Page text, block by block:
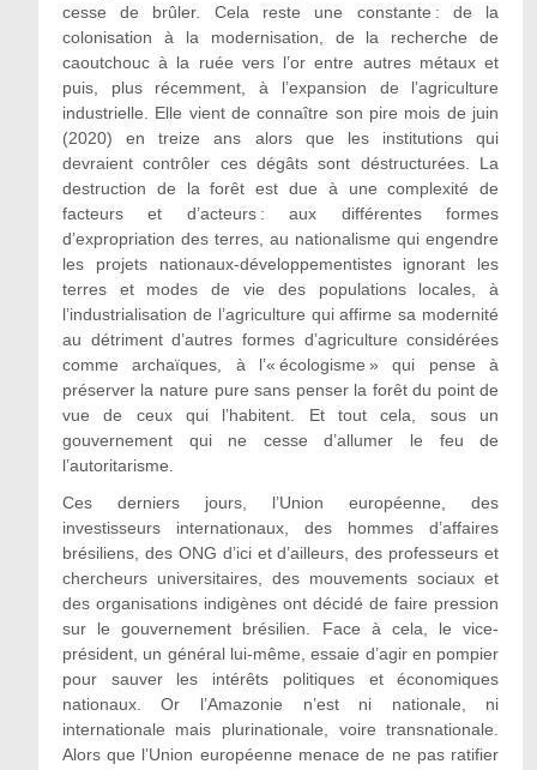
cesse de brûler. Cela reste une constante : de la
colonisation à la modernisation, de la recherche de
caoutchouc à la ruée vers l’or entre autres métaux et
puis, plus récemment, à l’expansion de l’agriculture
industrielle. Elle vient de connaître son pire mois de juin
(2020) en treize ans alors que les institutions qui
devraient contrôler ces dégâts sont déstructurées. La
destruction de la forêt est due à une complexité de
facteurs et d’acteurs : aux différentes formes
d’expropriation des terres, au nationalisme qui engendre
les projets nationaux-développementistes ignorant les
terres et modes de vie des populations locales, à
l’industrialisation de l’agriculture qui affirme sa modernité
au détriment d’autres formes d’agriculture considérées
comme archaïques, à l’« écologisme » qui pense à
préserver la nature pure sans penser la forêt du point de
vue de ceux qui l’habitent. Et tout cela, sous un
gouvernement qui ne cesse d’allumer le feu de
l’autoritarisme.
Ces derniers jours, l’Union européenne, des
investisseurs internationaux, des hommes d’affaires
brésiliens, des ONG d’ici et d’ailleurs, des professeurs et
chercheurs universitaires, des mouvements sociaux et
des organisations indigènes ont décidé de faire pression
sur le gouvernement brésilien. Face à cela, le vice-
président, un général lui-même, essaie d’agir en pompier
pour sauver les intérêts politiques et économiques
nationaux. Or l’Amazonie n’est ni nationale, ni
internationale mais plurinationale, voire transnationale.
Alors que l’Union européenne menace de ne pas ratifier